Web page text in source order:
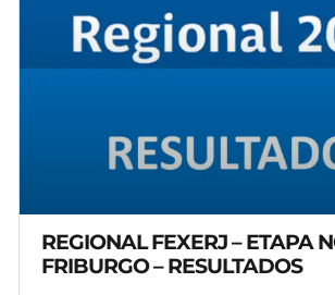
REGIONAL FEXERJ – ETAPA
FRIBURGO – RESULTADOS